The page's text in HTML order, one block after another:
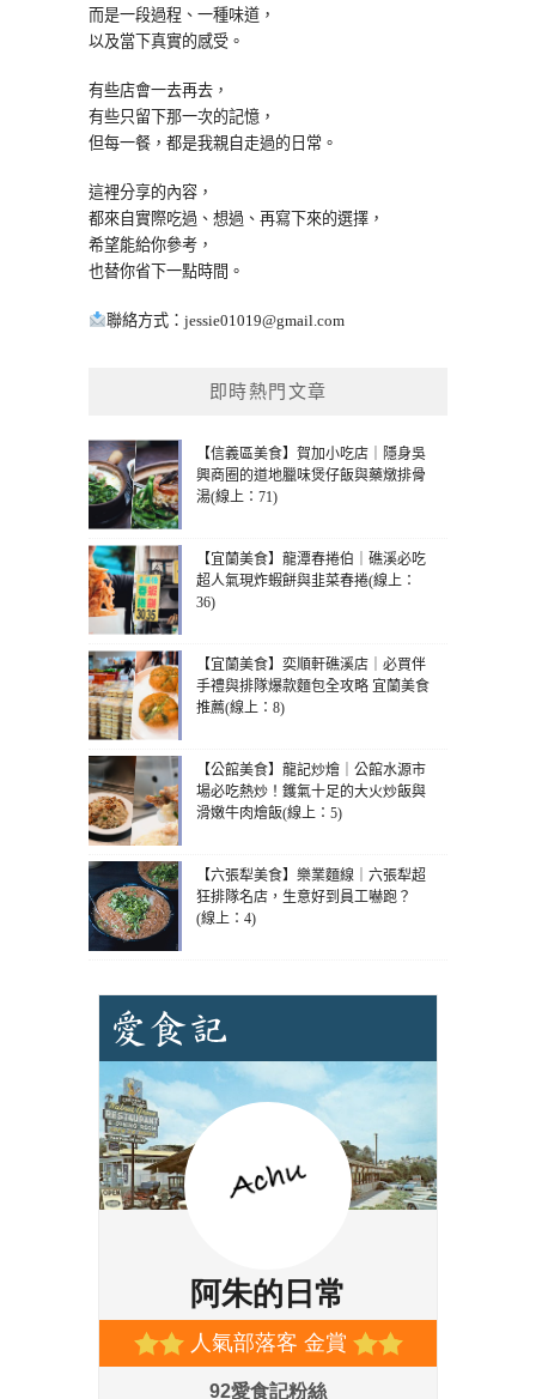
而是一段過程、一種味道，
以及當下真實的感受。
有些店會一去再去，
有些只留下那一次的記憶，
但每一餐，都是我親自走過的日常。
這裡分享的內容，
都來自實際吃過、想過、再寫下來的選擇，
希望能給你參考，
也替你省下一點時間。
聯絡方式： jessie01019@gmail.com
即時熱門文章
【信義區美食】賀加小吃店｜隱身吳
興商圈的道地臘味煲仔飯與藥燉排骨
湯(線上：71)
【宜蘭美食】龍潭春捲伯｜礁溪必吃
超人氣現炸蝦餅與韭菜春捲(線上：
36)
【宜蘭美食】奕順軒礁溪店｜必買伴
手禮與排隊爆款麵包全攻略 宜蘭美食
推薦(線上：8)
【公館美食】龍記炒燴｜公館水源市
場必吃熱炒！鑊氣十足的大火炒飯與
滑嫩牛肉燴飯(線上：5)
【六張犁美食】樂業麵線｜六張犁超
狂排隊名店，生意好到員工嚇跑？
(線上：4)